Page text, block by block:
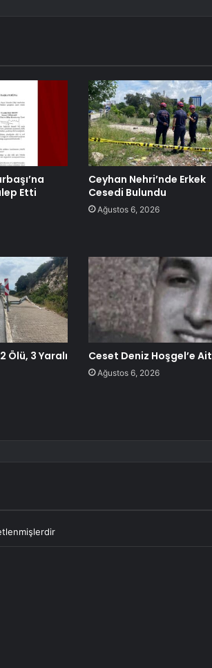
Etti
Ceyhan Nehri’nde Erkek
Cesedi Bulundu
Ağustos 6, 2026
Ölü, 3 Yaralı Ceset Deniz Hoşgel’e Ait
Ağustos 6, 2026